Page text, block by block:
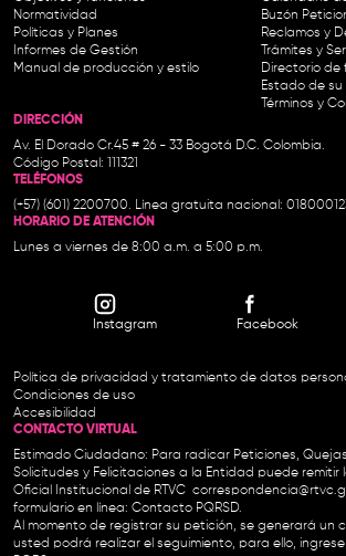
Normatividad
Políticas y Planes
Informes de Gestión
Manual de producción y estilo
Buzón
Reclamos y
Trámites y
Directorio de
Estado de su
Términos y
DIRECCIÓN
Av. El Dorado Cr.45 # 26 - 33 Bogotá D.C. Colombia.
Código Postal: 111321
TELÉFONOS
(+57) (601) 2200700. Línea gratuita nacional:
HORARIO DE ATENCIÓN
Lunes a viernes de 8:00 a.m. a 5:00 p.m.
Instagram Facebook
Política de privacidad y tratamiento de datos
Condiciones de uso
Accesibilidad
CONTACTO VIRTUAL
Estimado Ciudadano: Para radicar Peticiones,
Solicitudes y Felicitaciones a la Entidad puede remitir
Oficial Institucional de RTVC
formulario en línea: Contacto PQRSD.
Al momento de registrar su petición, se generará un
usted podrá realizar el seguimiento, para ello, ingrese